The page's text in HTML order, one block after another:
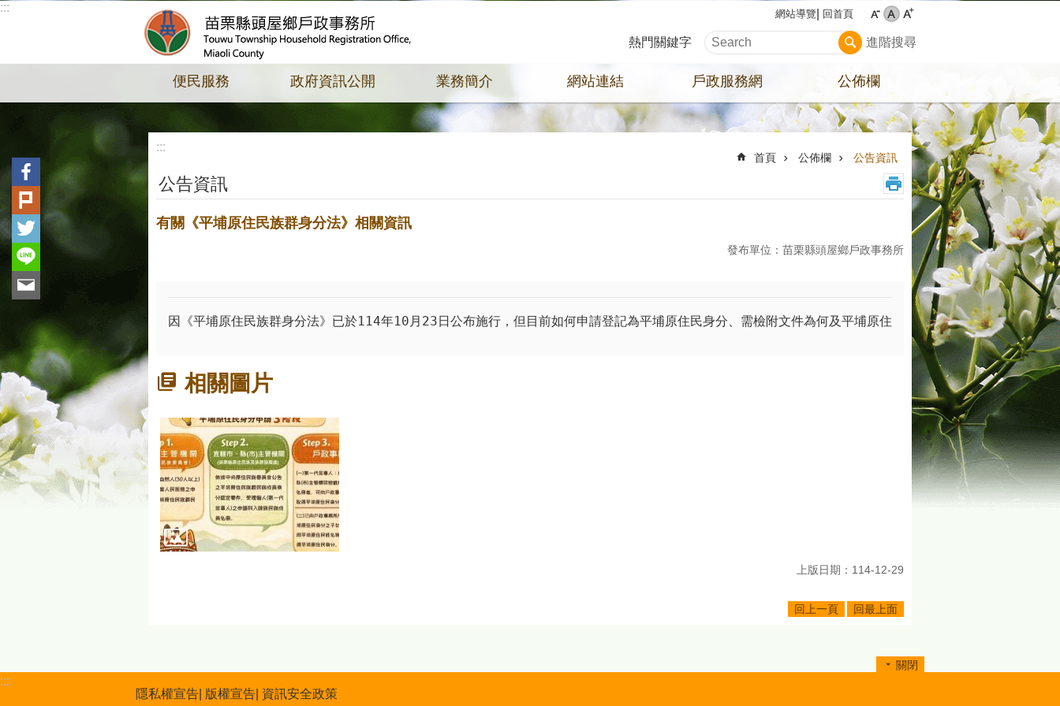
跳到主要內容區塊
::: 網站導覽 回首頁
熱門關鍵字 進階搜尋
便民服務 政府資訊公開 業務簡介 網站連結 戶政服務網 公佈欄
:::
首頁 公佈欄 公告資訊
公告資訊
有關《平埔原住民族群身分法》相關資訊
發布單位：苗栗縣頭屋鄉戶政事務所
因《平埔原住民族群身分法》已於114年10月23日公布施行，但目前如何申請登記為平埔原住民身分、需檢附文件為何及平埔原住民族的相關權利或福
相關圖片
上版日期：114-12-29
回上一頁 回最上面
關閉
:::
隱私權宣告 版權宣告 資訊安全政策